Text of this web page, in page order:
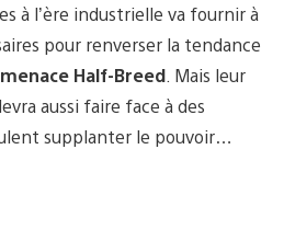
à l’ère industrielle va fournir à
pour renverser la tendance
menace Half-Breed . Mais leur
aussi faire face à des
supplanter le pouvoir…